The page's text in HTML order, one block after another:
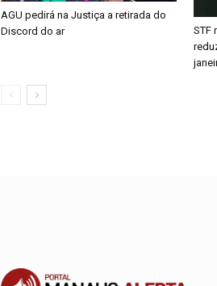
AGU pedirá na Justiça a retirada do
Discord do ar
STF